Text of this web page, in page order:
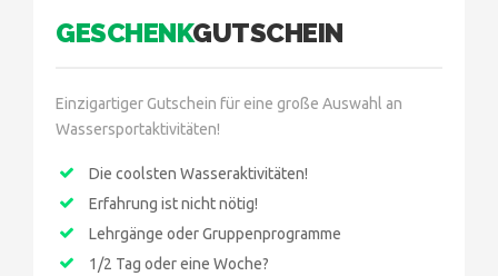
GESCHENKGUTSCHEIN
Einzigartiger Gutschein für eine große Auswahl an
Wassersportaktivitäten!
Die coolsten Wasseraktivitäten!
Erfahrung ist nicht nötig!
Lehrgänge oder Gruppenprogramme
1/2 Tag oder eine Woche?